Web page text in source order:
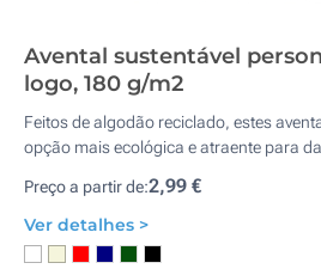
Avental sustentável
logo, 180 g/m2
Feitos de algodão reciclado, estes
opção mais ecológica e atraente para
Preço a partir de:2,99 €
Ver detalhes >